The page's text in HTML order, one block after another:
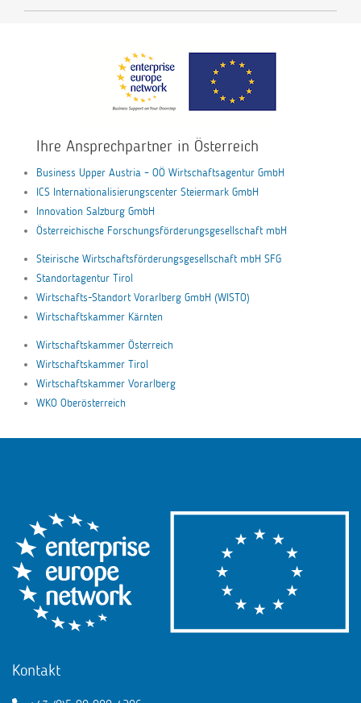
Ihre Ansprechpartner in Österreich
Business Upper Austria – OÖ Wirtschaftsagentur GmbH
ICS Internationalisierungscenter Steiermark GmbH
Innovation Salzburg GmbH
Österreichische Forschungsförderungsgesellschaft mbH
Steirische Wirtschaftsförderungsgesellschaft mbH SFG
Standortagentur Tirol
Wirtschafts-Standort Vorarlberg GmbH (WISTO)
Wirtschaftskammer Kärnten
Wirtschaftskammer Österreich
Wirtschaftskammer Tirol
Wirtschaftskammer Vorarlberg
WKO Oberösterreich
Kontakt